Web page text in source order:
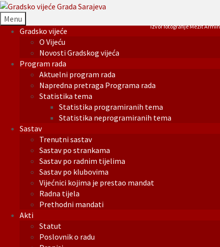
Menu
Gradsko vijeće
O Vijeću
Novosti Gradskog vijeća
Program rada
Aktuelni program rada
Napredna pretraga Programa rada
Statistika tema
Statistika programiranih tema
Statistika neprogramiranih tema
Sastav
Trenutni sastav
Sastav po strankama
Sastav po radnim tijelima
Sastav po klubovima
Vijećnici kojima je prestao mandat
Radna tijela
Prethodni mandati
Akti
Statut
Poslovnik o radu
Izvor fotografije Mezit Armin